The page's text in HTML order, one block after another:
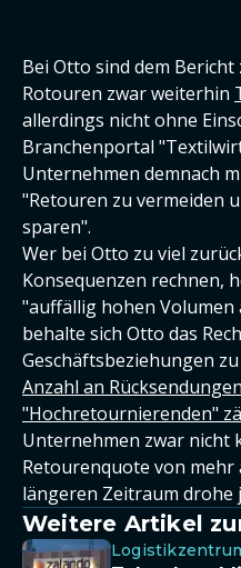
Bei Otto sind dem
Rotouren zwar weiterhin
allerdings nicht ohne
Branchenportal
Unternehmen demnach
"Retouren zu vermeiden
sparen".
Wer bei Otto zu viel
Konsequenzen rechnen,
"auffällig hohen
behalte sich Otto das
Geschäftsbeziehungen
Anzahl an
"Hochretournierenden"
Unternehmen zwar nicht
Retourenquote von mehr
längeren Zeitraum drohe
Weitere Artikel